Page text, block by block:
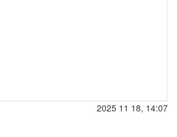
2025 11 18, 14:07